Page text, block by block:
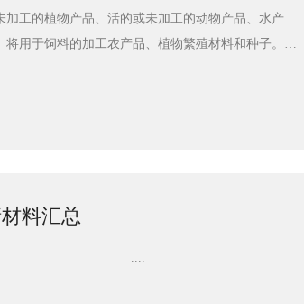
加工的植物产品、活的或未加工的动物产品、水产
用于饲料的加工农产品、植物繁殖材料和种子。目
不紊的进行中，首批申请认证的企业已顺利获得认
更进一步。期待您的加入！CHTC国际有机产品认证
料汇总
件下载 ....